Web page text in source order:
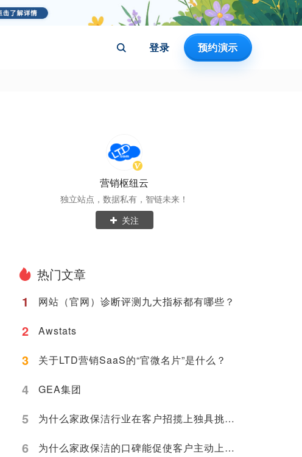
登录 预约演示
营销枢纽云
独立站点，数据私有，智链未来！
关注
热门文章
1
网站（官网）诊断评测九大指标都有哪些？
2 Awstats
3 关于LTD营销SaaS的“官微名片”是什么？
4 GEA集团
5 为什么家政保洁行业在客户招揽上独具挑战？
6 为什么家政保洁的口碑能促使客户主动上门？